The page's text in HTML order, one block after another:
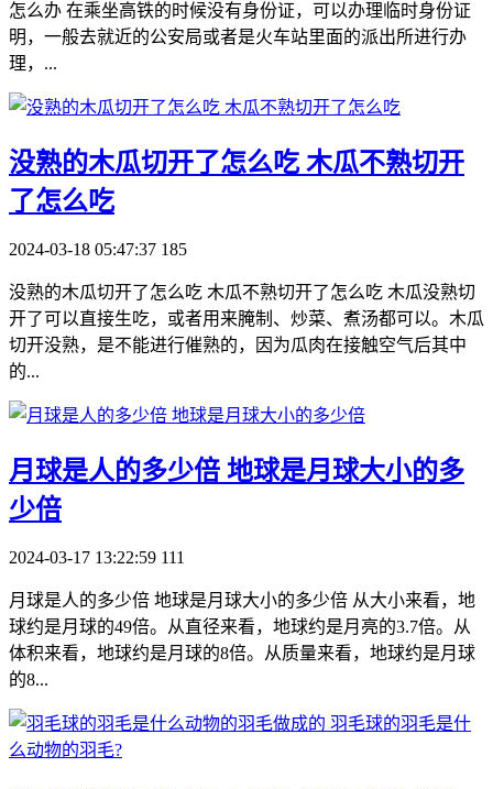
怎么办 在乘坐高铁的时候没有身份证，可以办理临时身份证
明，一般去就近的公安局或者是火车站里面的派出所进行办
理，...
​没熟的木瓜切开了怎么吃 木瓜不熟切开
了怎么吃
2024-03-18 05:47:37 185
没熟的木瓜切开了怎么吃 木瓜不熟切开了怎么吃 木瓜没熟切
开了可以直接生吃，或者用来腌制、炒菜、煮汤都可以。木瓜
切开没熟，是不能进行催熟的，因为瓜肉在接触空气后其中
的...
​月球是人的多少倍 地球是月球大小的多
少倍
2024-03-17 13:22:59 111
月球是人的多少倍 地球是月球大小的多少倍 从大小来看，地
球约是月球的49倍。从直径来看，地球约是月亮的3.7倍。从
体积来看，地球约是月球的8倍。从质量来看，地球约是月球
的8...